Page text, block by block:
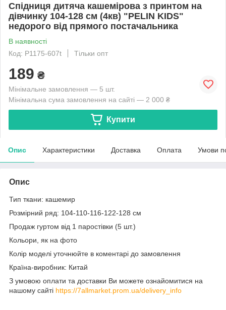
Спідниця дитяча кашемірова з принтом на
дівчинку 104-128 см (4кв) "PELIN KIDS"
недорого від прямого постачальника
В наявності
Код: P1175-607t
Тільки опт
189 ₴
Мінімальне замовлення — 5 шт.
Мінімальна сума замовлення на сайті — 2 000 ₴
Купити
Опис Характеристики Доставка Оплата Умови
Опис
Тип ткани: кашемир
Розмірний ряд: 104-110-116-122-128 см
Продаж гуртом від 1 паростівки (5 шт.)
Кольори, як на фото
Колір моделі уточнюйте в коментарі до замовлення
Країна-виробник: Китай
З умовою оплати та доставки Ви можете ознайомитися на
нашому сайті https://7allmarket.prom.ua/delivery_info